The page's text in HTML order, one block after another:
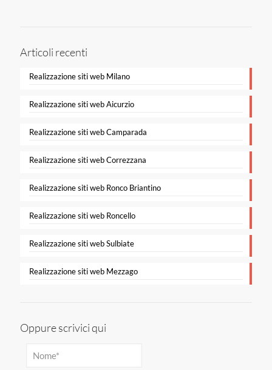
Articoli recenti
Realizzazione siti web Milano
Realizzazione siti web Aicurzio
Realizzazione siti web Camparada
Realizzazione siti web Correzzana
Realizzazione siti web Ronco Briantino
Realizzazione siti web Roncello
Realizzazione siti web Sulbiate
Realizzazione siti web Mezzago
Oppure scrivici qui